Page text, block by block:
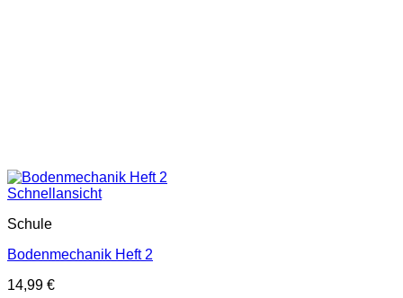
Schnellansicht
Schule
Bodenmechanik Heft 2
14,99 €